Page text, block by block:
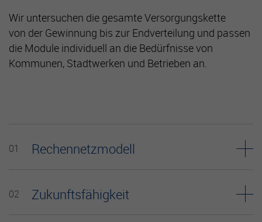
Wir untersuchen die gesamte Versorgungskette
von der Gewinnung bis zur Endverteilung und passen
die Module individuell an die Bedürfnisse von
Kommunen, Stadtwerken und Betrieben an.
01 Rechennetzmodell
Wasserversorgungssystems ist ein STANET®-
02 Zukunftsfähigkeit